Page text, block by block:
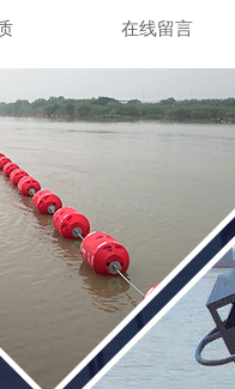
在线留言